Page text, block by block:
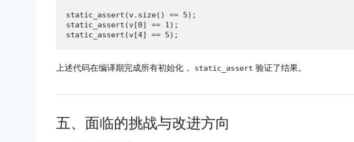
static_assert(v.size() == 5);
static_assert(v[0] == 1);
static_assert(v[4] == 5);
上述代码在编译期完成所有初始化， static_assert 验证了结果。
五、面临的挑战与改进方向